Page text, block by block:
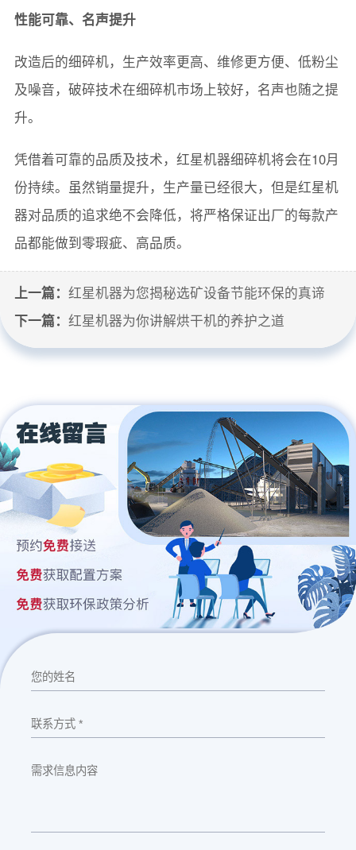
性能可靠、名声提升
改造后的细碎机，生产效率更高、维修更方便、低粉尘
及噪音，破碎技术在细碎机市场上较好，名声也随之提
升。
凭借着可靠的品质及技术，红星机器细碎机将会在10月
份持续。虽然销量提升，生产量已经很大，但是红星机
器对品质的追求绝不会降低，将严格保证出厂的每款产
品都能做到零瑕疵、高品质。
上一篇： 红星机器为您揭秘选矿设备节能环保的真谛
下一篇： 红星机器为你讲解烘干机的养护之道